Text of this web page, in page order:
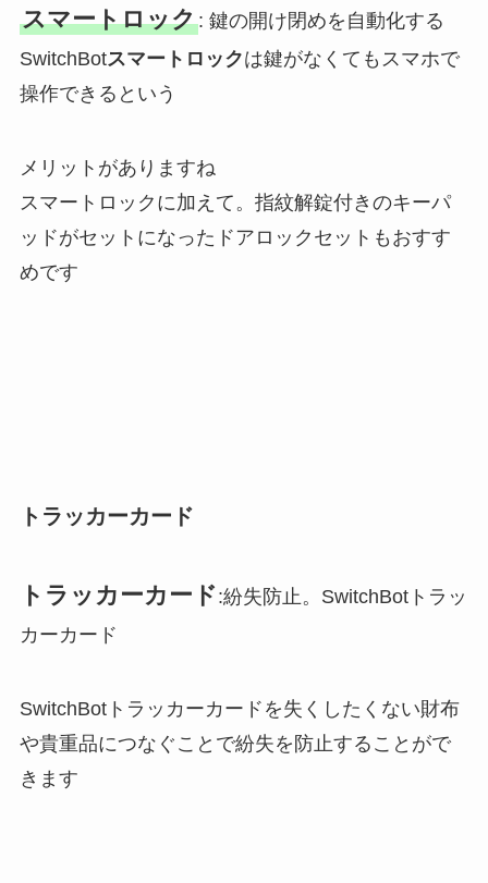
スマートロック: 鍵の開け閉めを自動化する
SwitchBotスマートロックは鍵がなくてもスマホで
操作できるという
メリットがありますね
スマートロックに加えて。指紋解錠付きのキーパ
ッドがセットになったドアロックセットもおすす
めです
トラッカーカード
トラッカーカード:紛失防止。SwitchBotトラッ
カーカード
SwitchBotトラッカーカードを失くしたくない財布
や貴重品につなぐことで紛失を防止することがで
きます